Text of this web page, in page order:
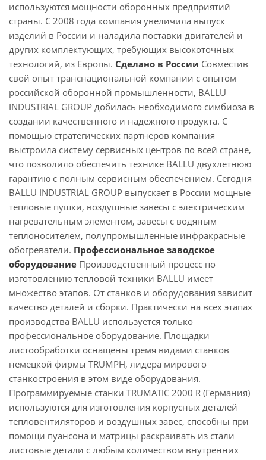
используются мощности оборонных предприятий
страны. C 2008 года компания увеличила выпуск
изделий в России и наладила поставки двигателей и
других комплектующих, требующих высокоточных
технологий, из Европы. Сделано в России Совместив
свой опыт транснациональной компании с опытом
российской оборонной промышленности, BALLU
INDUSTRIAL GROUP добилась необходимого симбиоза в
создании качественного и надежного продукта. С
помощью стратегических партнеров компания
выстроила систему сервисных центров по всей стране,
что позволило обеспечить технике BALLU двухлетнюю
гарантию с полным сервисным обеспечением. Сегодня
BALLU INDUSTRIAL GROUP выпускает в России мощные
тепловые пушки, воздушные завесы с электрическим
нагревательным элементом, завесы с водяным
теплоносителем, полупромышленные инфракрасные
обогреватели. Профессиональное заводское
оборудование Производственный процесс по
изготовлению тепловой техники BALLU имеет
множество этапов. От станков и оборудования зависит
качество деталей и сборки. Практически на всех этапах
производства BALLU используется только
профессиональное оборудование. Площадки
листообработки оснащены тремя видами станков
немецкой фирмы TRUMPH, лидера мирового
станкостроения в этом виде оборудования.
Программируемые станки TRUMATIC 2000 R (Германия)
используются для изготовления корпусных деталей
тепловентиляторов и воздушных завес, способны при
помощи пуансона и матрицы раскраивать из стали
листовые детали с любым количеством внутренних